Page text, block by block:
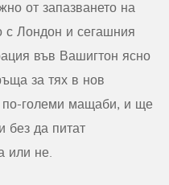
от запазването на
с Лондон и сегашния
във Вашигтон ясно
за тях в нов
по-големи мащаби, и ще
без да питат
или не.